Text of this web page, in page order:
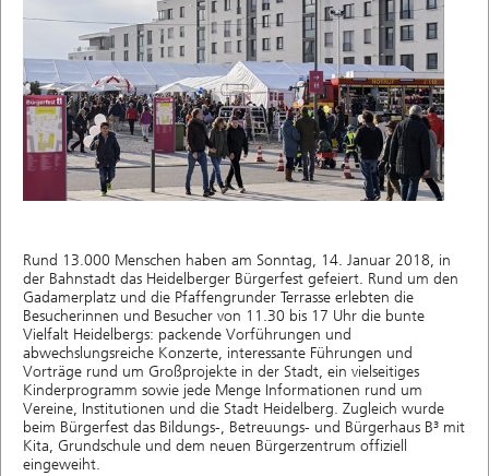
Rund 13.000 Menschen haben am Sonntag, 14. Januar 2018, in
der Bahnstadt das Heidelberger Bürgerfest gefeiert. Rund um den
Gadamerplatz und die Pfaffengrunder Terrasse erlebten die
Besucherinnen und Besucher von 11.30 bis 17 Uhr die bunte
Vielfalt Heidelbergs: packende Vorführungen und
abwechslungsreiche Konzerte, interessante Führungen und
Vorträge rund um Großprojekte in der Stadt, ein vielseitiges
Kinderprogramm sowie jede Menge Informationen rund um
Vereine, Institutionen und die Stadt Heidelberg. Zugleich wurde
beim Bürgerfest das Bildungs-, Betreuungs- und Bürgerhaus B³ mit
Kita, Grundschule und dem neuen Bürgerzentrum offiziell
eingeweiht.